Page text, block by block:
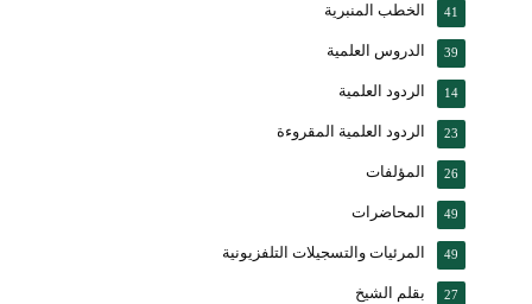
الخطب المنبرية 41
الدروس العلمية 39
الردود العلمية 14
الردود العلمية المقروءة 23
المؤلفات 26
المحاضرات 49
المرئيات والتسجيلات التلفزيونية 49
بقلم الشيخ 27